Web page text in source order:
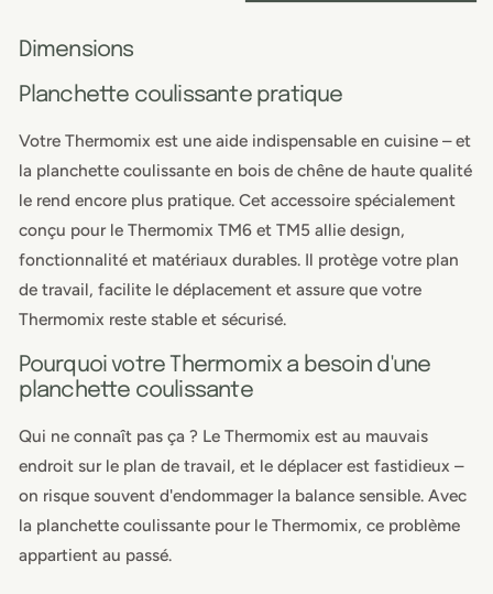
pour
en
Dimensions
Planchette coulissante pratique
Votre Thermomix est une aide indispensable en cuisine – et
la planchette coulissante en bois de chêne de haute qualité
le rend encore plus pratique. Cet accessoire spécialement
conçu pour le Thermomix TM6 et TM5 allie design,
fonctionnalité et matériaux durables. Il protège votre plan
de travail, facilite le déplacement et assure que votre
Thermomix reste stable et sécurisé.
Pourquoi votre Thermomix a besoin d'une
planchette coulissante
Qui ne connaît pas ça ? Le Thermomix est au mauvais
endroit sur le plan de travail, et le déplacer est fastidieux –
on risque souvent d'endommager la balance sensible. Avec
la planchette coulissante pour le Thermomix, ce problème
appartient au passé.